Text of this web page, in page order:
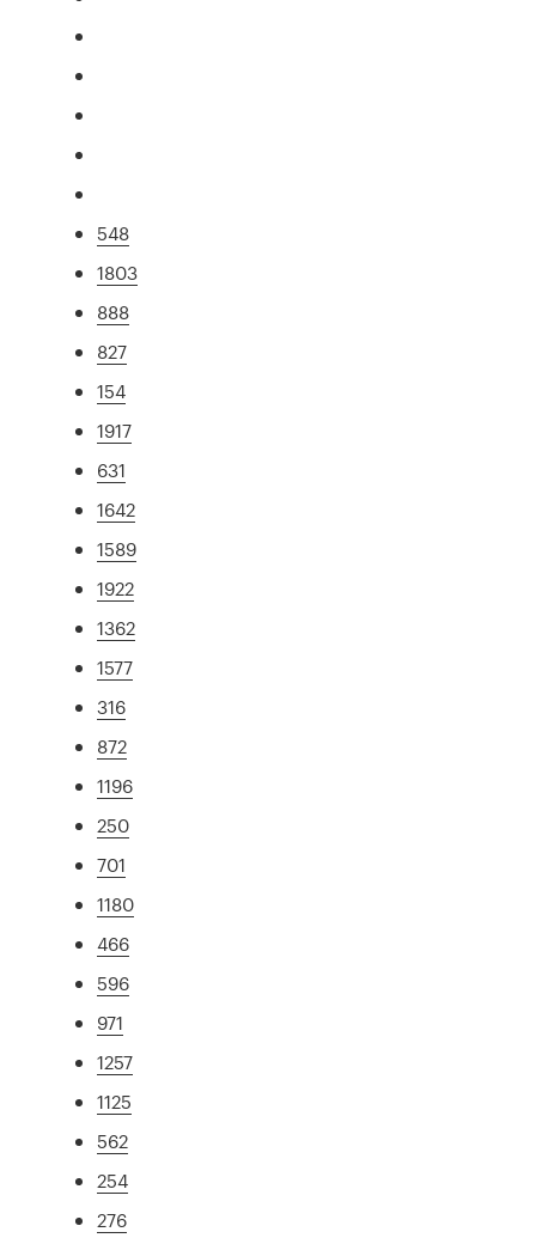
548
1803
888
827
154
1917
631
1642
1589
1922
1362
1577
316
872
1196
250
701
1180
466
596
971
1257
1125
562
254
276